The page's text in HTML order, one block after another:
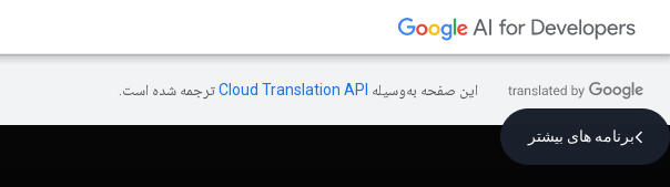
این صفحه به‌وسیله ترجمه شده است.
برنامه های بیشتر